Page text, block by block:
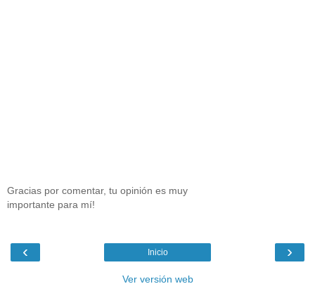
Gracias por comentar, tu opinión es muy
importante para mí!
‹ ›
Inicio
Ver versión web